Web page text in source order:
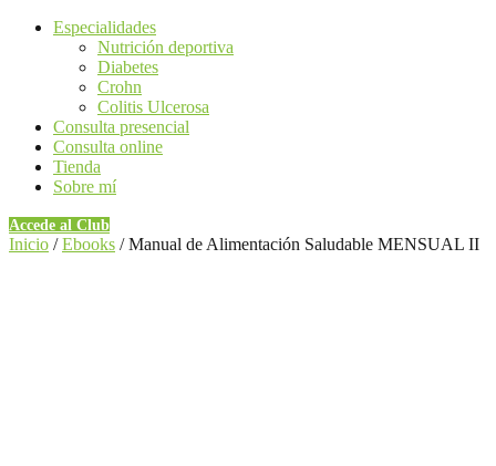
Especialidades
Nutrición deportiva
Diabetes
Crohn
Colitis Ulcerosa
Consulta presencial
Consulta online
Tienda
Sobre mí
Accede al Club
Inicio /Ebooks / Manual de Alimentación Saludable MENSUAL II